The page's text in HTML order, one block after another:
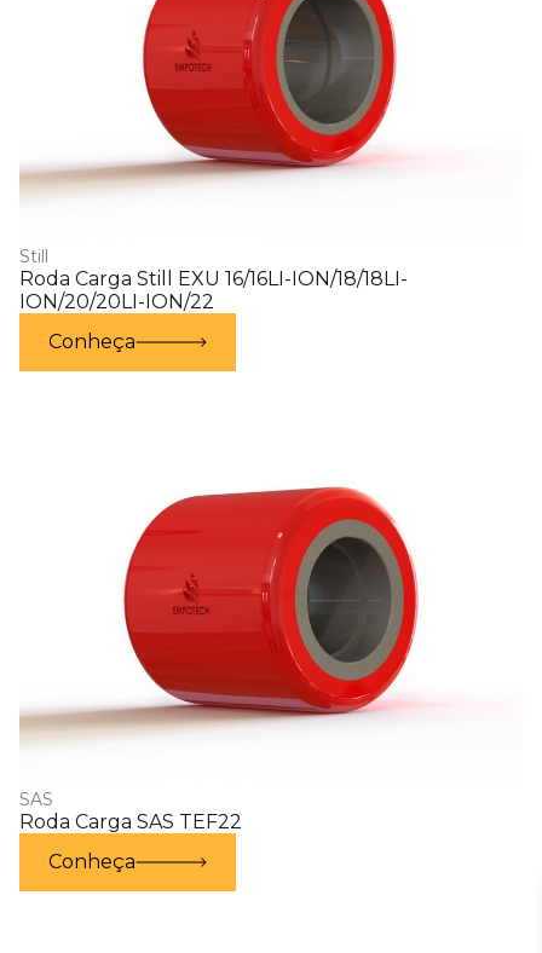
Still
Roda Carga Still EXU 16/16LI-ION/18/18LI-
ION/20/20LI-ION/22
Conheça
SAS
Roda Carga SAS TEF22
Conheça